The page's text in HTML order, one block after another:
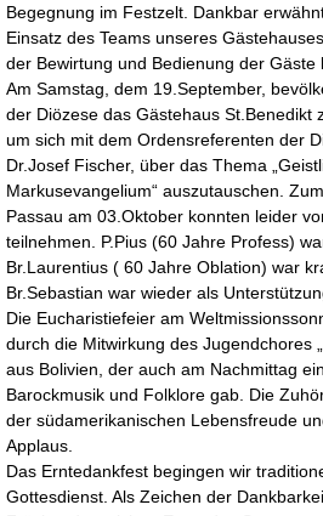
Begegnung im Festzelt. Dankbar
Einsatz des Teams unseres
der Bewirtung und Bedienung der Gäste
Am Samstag, dem 19.September,
der Diözese das Gästehaus St.Benedikt
um sich mit dem Ordensreferenten der
Dr.Josef Fischer, über das Thema
Markusevangelium“ auszutauschen.
Passau am 03.Oktober konnten leider
teilnehmen. P.Pius (60 Jahre Profess)
Br.Laurentius ( 60 Jahre Oblation) war
Br.Sebastian war wieder als
Die Eucharistiefeier am
durch die Mitwirkung des Jugendchores
aus Bolivien, der auch am Nachmittag
Barockmusik und Folklore gab. Die
der südamerikanischen Lebensfreude
Applaus.
Das Erntedankfest begingen wir
Gottesdienst. Als Zeichen der